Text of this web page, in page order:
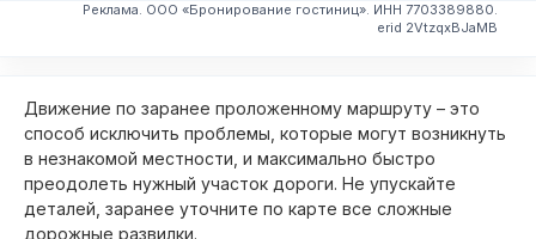
Реклама. ООО «Бронирование гостиниц». ИНН 7703389880.
erid 2VtzqxBJaMB
Движение по заранее проложенному маршруту – это
способ исключить проблемы, которые могут возникнуть
в незнакомой местности, и максимально быстро
преодолеть нужный участок дороги. Не упускайте
деталей, заранее уточните по карте все сложные
дорожные развилки.